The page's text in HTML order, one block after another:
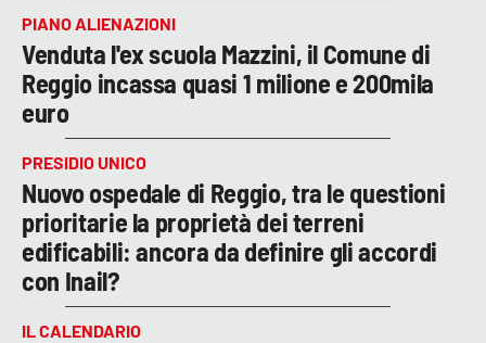
PIANO ALIENAZIONI
Venduta l'ex scuola Mazzini, il Comune di
Reggio incassa quasi 1 milione e 200mila
euro
PRESIDIO UNICO
Nuovo ospedale di Reggio, tra le questioni
prioritarie la proprietà dei terreni
edificabili: ancora da definire gli accordi
con Inail?
IL CALENDARIO